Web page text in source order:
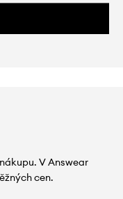
V Answear
cen.